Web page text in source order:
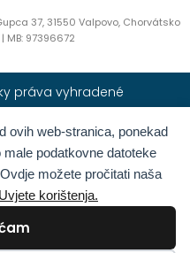
ovih web-stranica, ponekad
podatkovne datoteke
možete pročitati naša
korištenja.
37, 31550 Valpovo, Chorvátsko
MB: 97396672
práva vyhradené
English(Angličtina)
Polski(Polština)
Italiano( Taliančina)
Français(Francúzština)
)